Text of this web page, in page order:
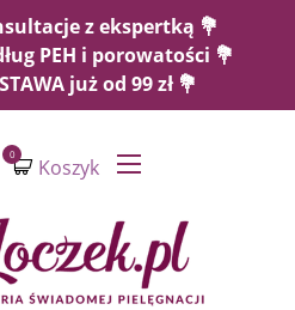
z ekspertką 💐
PEH i porowatości 💐
już od 99 zł 💐
Koszyk
0